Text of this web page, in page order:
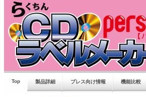
Top 製品詳細 プレス向け情報 機能比較